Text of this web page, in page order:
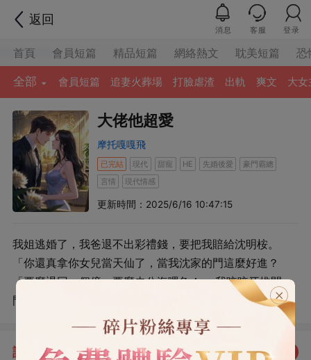
返回
消息 客服 登录
首頁 會員短篇 精品短篇 網絡熱文 耽美短篇 恐
全部 會員短篇 追妻火葬場 打臉虐渣 出軌 爽文 大女
大佬他超愛
摩托嘎嘎飛
已完結 現代 甜寵 HE 先婚後愛
豪門霸總
言情
現代情感
更新時間：2025/6/16 10:47:15
我姐逃婚了，我爸退不出彩禮錢，要把我賠給沈明桉。
「你還真拿你女兒當天仙了，當我沈家的門這麼好進？
「要麼退回一個億，要麼去公海喂魚！」 我咬咬牙推開
門，強裝鎮定。 「沈總，請給我們個機會，我們一定還
錢。」 下一秒，剛剛還在咆哮的男人瞬間紅了臉。 「什麼
錢？還什麼？ 「哦對了，是要給你彩禮錢對吧？一個億？
不不，兩個億？ 「或者，你說個數？」
評分：5.0 點我評分